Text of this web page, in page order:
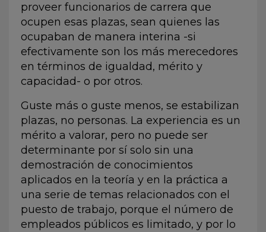
proveer funcionarios de carrera que
ocupen esas plazas, sean quienes las
ocupaban de manera interina -si
efectivamente son los más merecedores
en términos de igualdad, mérito y
capacidad- o por otros.
Guste más o guste menos, se estabilizan
plazas, no personas. La experiencia es un
mérito a valorar, pero no puede ser
determinante por sí solo sin una
demostración de conocimientos
aplicados en la teoría y en la práctica a
una serie de temas relacionados con el
puesto de trabajo, porque el número de
empleados públicos es limitado, y por lo